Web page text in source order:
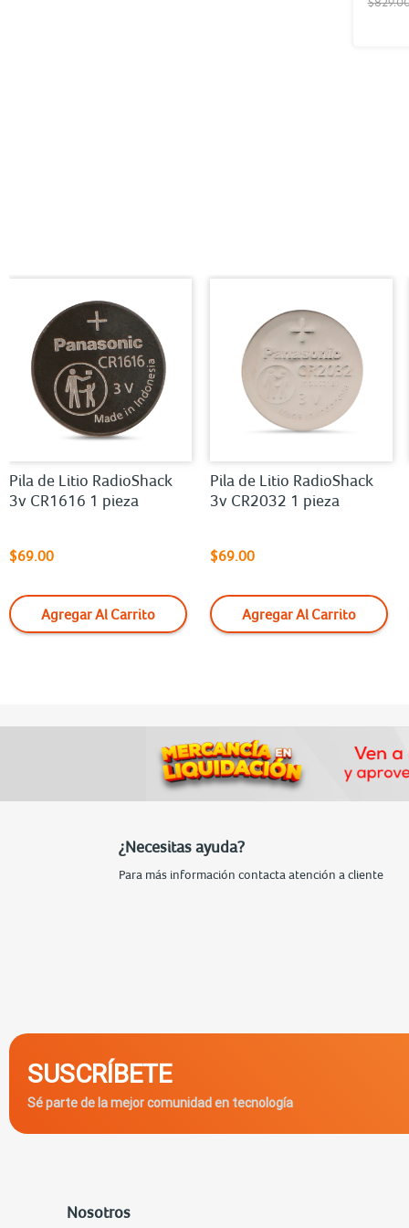
Pila de Litio RadioShack
3v CR1616 1 pieza
$69.00
Agregar Al Carrito
Pila de Litio RadioShack
3v CR2032 1 pieza
$69.00
Agregar Al Carrito
¿Necesitas ayuda?
Para más información contacta atención a cliente
SUSCRÍBETE
Sé parte de la mejor comunidad en tecnología
Nosotros